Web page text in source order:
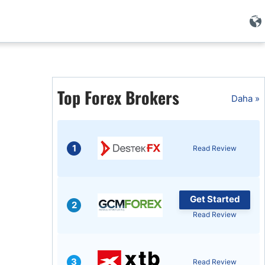
Top Forex Brokers Daha »
1 Read Review
2
Get Started
Read Review
3 Read Review